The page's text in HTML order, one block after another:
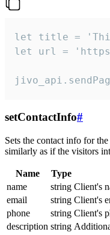
let title =
let url =
setContactInfo#
Sets the contact info for
similarly as if the visitors
Name Type
name
string Client's
email
string Client's
phone
string Client's
description string